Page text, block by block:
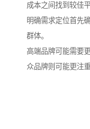
成本之间找到较佳平
明确需求定位首先
群体。
高端品牌可能需要
众品牌则可能更注